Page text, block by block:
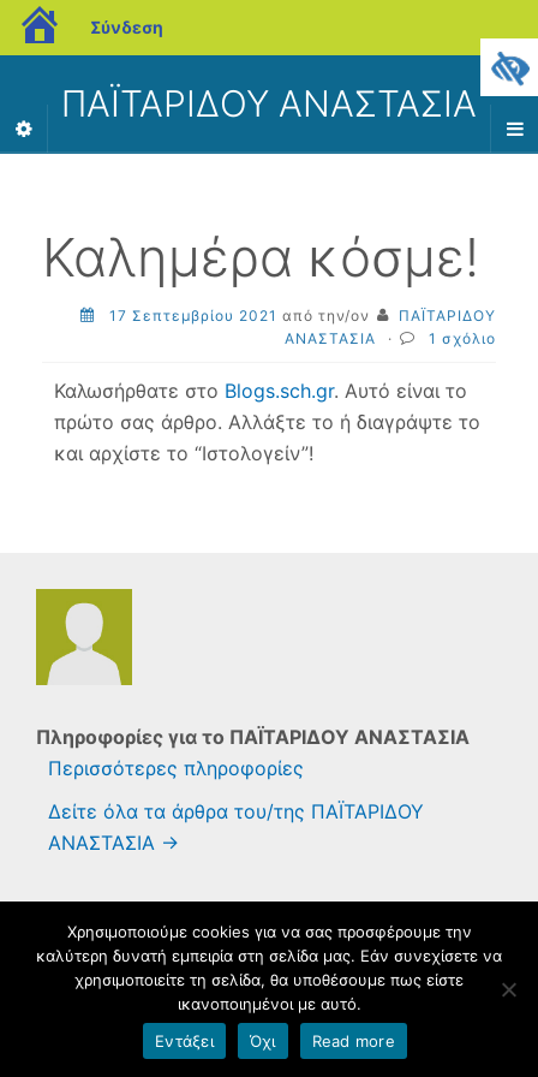
blogs.sch.gr
Σύνδεση
ΠΑΪΤΑΡΙΔΟΥ ΑΝΑΣΤΑΣΙΑ
Καλημέρα κόσμε!
17 Σεπτεμβρίου 2021 από την/ον
ΠΑΪΤΑΡΙΔΟΥ
ΑΝΑΣΤΑΣΙΑ
· 1 σχόλιο
Καλωσήρθατε στο Blogs.sch.gr. Αυτό είναι το
πρώτο σας άρθρο. Αλλάξτε το ή διαγράψτε το
και αρχίστε το “Ιστολογείν”!
Πληροφορίες για το ΠΑΪΤΑΡΙΔΟΥ ΑΝΑΣΤΑΣΙΑ
Περισσότερες πληροφορίες
Δείτε όλα τα άρθρα του/της ΠΑΪΤΑΡΙΔΟΥ
ΑΝΑΣΤΑΣΙΑ →
Φιλοξενείται στο https://blogs.sch.gr. Θέμα εμφάνισης Flat-sch.
Βασισμένο στοFlat
Όροι χρήσης blogs.sch.gr |Δήλωση προσβασιμότητας
Χρησιμοποιούμε cookies για να σας προσφέρουμε την
καλύτερη δυνατή εμπειρία στη σελίδα μας. Εάν συνεχίσετε να
χρησιμοποιείτε τη σελίδα, θα υποθέσουμε πως είστε
ικανοποιημένοι με αυτό.
Εντάξει
Όχι Read more